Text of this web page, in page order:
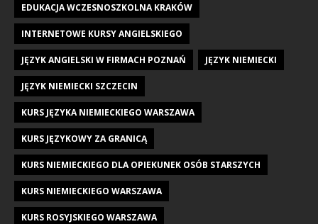
EDUKACJA WCZESNOSZKOLNA KRAKÓW
INTERNETOWE KURSY ANGIELSKIEGO
JĘZYK ANGIELSKI W FIRMACH POZNAŃ JĘZYK NIEMIECKI
JĘZYK NIEMIECKI SZCZECIN
KURS JĘZYKA NIEMIECKIEGO WARSZAWA
KURS JĘZYKOWY ZA GRANICĄ
KURS NIEMIECKIEGO DLA OPIEKUNEK OSÓB STARSZYCH
KURS NIEMIECKIEGO WARSZAWA
KURS ROSYJSKIEGO WARSZAWA